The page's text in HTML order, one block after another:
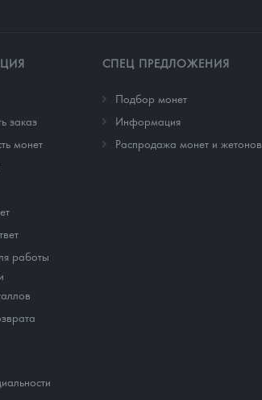
заказ
монет
работы
СПЕЦ ПРЕДЛОЖЕНИЯ
Подбор монет
Информация
Распродажа монет и жетонов